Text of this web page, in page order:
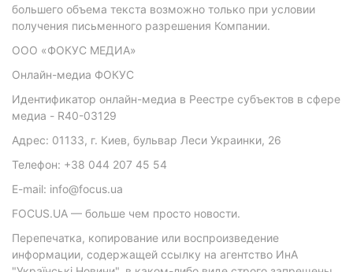
большего объема текста возможно только при условии
получения письменного разрешения Компании.
ООО «ФОКУС МЕДИА»
Онлайн-медиа ФОКУС
Идентификатор онлайн-медиа в Реестре субъектов в сфере
медиа - R40-03129
Адрес: 01133, г. Киев, бульвар Леси Украинки, 26
Телефон: +38 044 207 45 54
E-mail: info@focus.ua
FOCUS.UA — больше чем просто новости.
Перепечатка, копирование или воспроизведение
информации, содержащей ссылку на агентство ИнА